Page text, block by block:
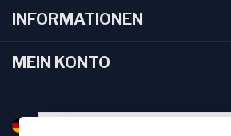
INFORMATIONEN
MEIN KONTO